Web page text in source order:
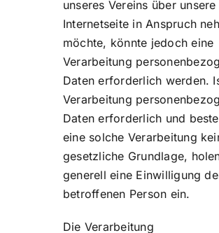
unseres Vereins über unsere
Internetseite in Anspruch
möchte, könnte jedoch eine
Verarbeitung
Daten erforderlich werden.
Verarbeitung
Daten erforderlich und
eine solche Verarbeitung
gesetzliche Grundlage,
generell eine Einwilligung
betroffenen Person ein.
Die Verarbeitung